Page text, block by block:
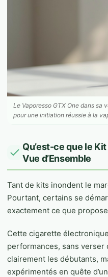
Le Vaporesso GTX One dans
pour une initiation réussie à la
Qu’est-ce que le
Vue d’Ensemble
Tant de kits inondent le
Pourtant, certains se
exactement ce que
Cette cigarette
performances, sans verser
clairement les débutants,
expérimentés en quête